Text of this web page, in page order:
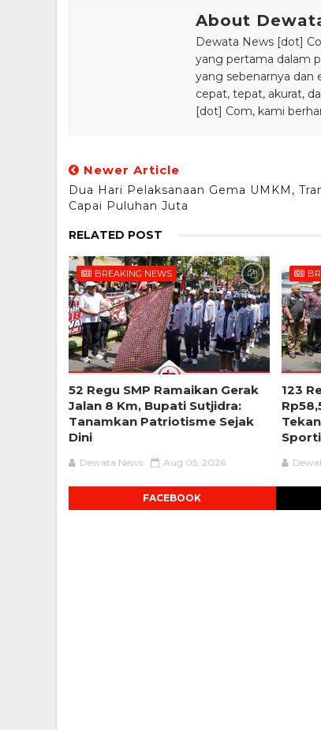
About
Dewata News [dot]
yang pertama dalam
yang sebenarnya dan
cepat, tepat, akurat,
[dot] Com, kami
Newer Article
Dua Hari Pelaksanaan Gema UMKM,
Capai Puluhan Juta
RELATED POST
BREAKING NEWS
52 Regu SMP Ramaikan Gerak
Jalan 8 Km, Bupati Sutjidra:
Tanamkan Patriotisme Sejak
Dini
Dewata News Aug 05, 2026
123
FACEBOOK